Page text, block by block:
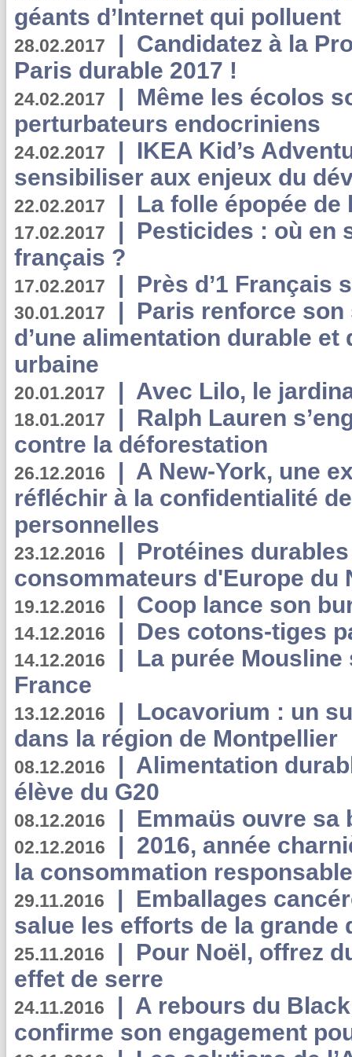
géants d’Internet qui polluent
28.02.2017 | Candidatez à la
Paris durable 2017 !
24.02.2017 | Même les écolos
perturbateurs endocriniens
24.02.2017 | IKEA Kid’s
sensibiliser aux enjeux du
22.02.2017 | La folle épopée de
17.02.2017 | Pesticides : où en
français ?
17.02.2017 | Près d’1 Français
30.01.2017 | Paris renforce
d’une alimentation durable et
urbaine
20.01.2017 | Avec Lilo, le
18.01.2017 | Ralph Lauren
contre la déforestation
26.12.2016 | A New-York, une
réfléchir à la confidentialité
personnelles
23.12.2016 | Protéines
consommateurs d'Europe du
19.12.2016 | Coop lance son
14.12.2016 | Des cotons-tiges
14.12.2016 | La purée
France
13.12.2016 | Locavorium : un
dans la région de Montpellier
08.12.2016 | Alimentation
élève du G20
08.12.2016 | Emmaüs ouvre sa
02.12.2016 | 2016, année
la consommation
29.11.2016 | Emballages
salue les efforts de la grande
25.11.2016 | Pour Noël, offrez
effet de serre
24.11.2016 | A rebours du
confirme son engagement